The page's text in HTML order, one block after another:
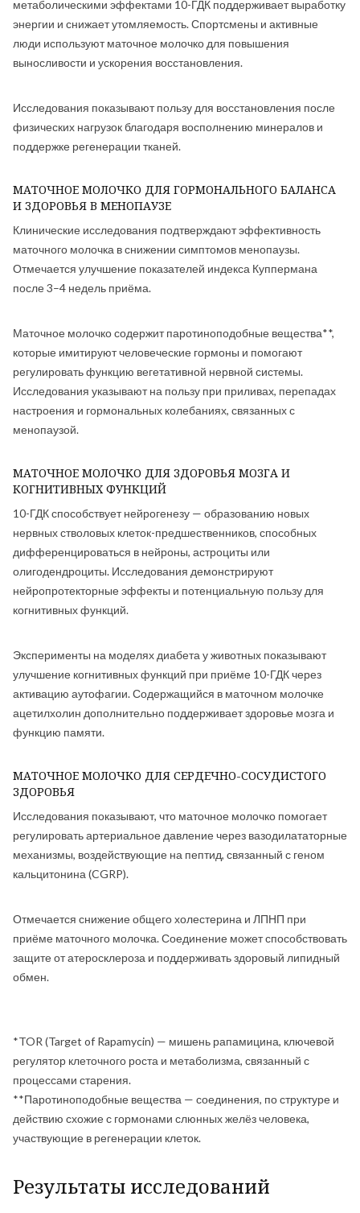
метаболическими эффектами 10-ГДК поддерживает выработку
энергии и снижает утомляемость. Спортсмены и активные
люди используют маточное молочко для повышения
выносливости и ускорения восстановления.
Исследования показывают пользу для восстановления после
физических нагрузок благодаря восполнению минералов и
поддержке регенерации тканей.
МАТОЧНОЕ МОЛОЧКО ДЛЯ ГОРМОНАЛЬНОГО БАЛАНСА
И ЗДОРОВЬЯ В МЕНОПАУЗЕ
Клинические исследования подтверждают эффективность
маточного молочка в снижении симптомов менопаузы.
Отмечается улучшение показателей индекса Куппермана
после 3–4 недель приёма.
Маточное молочко содержит паротиноподобные вещества**,
которые имитируют человеческие гормоны и помогают
регулировать функцию вегетативной нервной системы.
Исследования указывают на пользу при приливах, перепадах
настроения и гормональных колебаниях, связанных с
менопаузой.
МАТОЧНОЕ МОЛОЧКО ДЛЯ ЗДОРОВЬЯ МОЗГА И
КОГНИТИВНЫХ ФУНКЦИЙ
10-ГДК способствует нейрогенезу — образованию новых
нервных стволовых клеток-предшественников, способных
дифференцироваться в нейроны, астроциты или
олигодендроциты. Исследования демонстрируют
нейропротекторные эффекты и потенциальную пользу для
когнитивных функций.
Эксперименты на моделях диабета у животных показывают
улучшение когнитивных функций при приёме 10-ГДК через
активацию аутофагии. Содержащийся в маточном молочке
ацетилхолин дополнительно поддерживает здоровье мозга и
функцию памяти.
МАТОЧНОЕ МОЛОЧКО ДЛЯ СЕРДЕЧНО-СОСУДИСТОГО
ЗДОРОВЬЯ
Исследования показывают, что маточное молочко помогает
регулировать артериальное давление через вазодилататорные
механизмы, воздействующие на пептид, связанный с геном
кальцитонина (CGRP).
Отмечается снижение общего холестерина и ЛПНП при
приёме маточного молочка. Соединение может способствовать
защите от атеросклероза и поддерживать здоровый липидный
обмен.
*TOR (Target of Rapamycin) — мишень рапамицина, ключевой
регулятор клеточного роста и метаболизма, связанный с
процессами старения.
**Паротиноподобные вещества — соединения, по структуре и
действию схожие с гормонами слюнных желёз человека,
участвующие в регенерации клеток.
Результаты исследований